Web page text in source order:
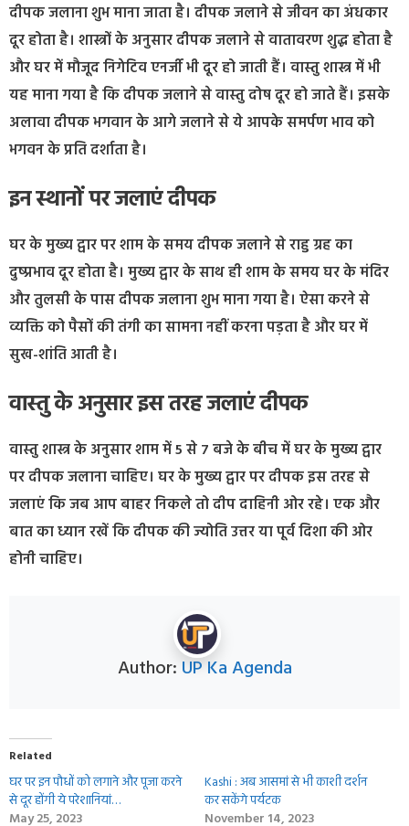
दीपक जलाना शुभ माना जाता है। दीपक जलाने से जीवन का अंधकार
दूर होता है। शास्त्रों के अनुसार दीपक जलाने से वातावरण शुद्ध होता है
और घर में मौजूद निगेटिव एनर्जी भी दूर हो जाती हैं। वास्तु शास्त्र में भी
यह माना गया है कि दीपक जलाने से वास्तु दोष दूर हो जाते हैं। इसके
अलावा दीपक भगवान के आगे जलाने से ये आपके समर्पण भाव को
भगवन के प्रति दर्शाता है।
इन स्थानों पर जलाएं दीपक
घर के मुख्य द्वार पर शाम के समय दीपक जलाने से राहु ग्रह का
दुष्प्रभाव दूर होता है। मुख्य द्वार के साथ ही शाम के समय घर के मंदिर
और तुलसी के पास दीपक जलाना शुभ माना गया है। ऐसा करने से
व्यक्ति को पैसों की तंगी का सामना नहीं करना पड़ता है और घर में
सुख-शांति आती है।
वास्तु के अनुसार इस तरह जलाएं दीपक
वास्तु शास्त्र के अनुसार शाम में 5 से 7 बजे के बीच में घर के मुख्य द्वार
पर दीपक जलाना चाहिए। घर के मुख्य द्वार पर दीपक इस तरह से
जलाएं कि जब आप बाहर निकले तो दीप दाहिनी ओर रहे। एक और
बात का ध्यान रखें कि दीपक की ज्योति उत्तर या पूर्व दिशा की ओर
होनी चाहिए।
Author: UP Ka Agenda
Related
घर पर इन पौधों को लगाने और पूजा करने
से दूर होंगी ये परेशानियां…
May 25, 2023
Kashi : अब आसमां से भी काशी दर्शन
कर सकेंगे पर्यटक
November 14, 2023